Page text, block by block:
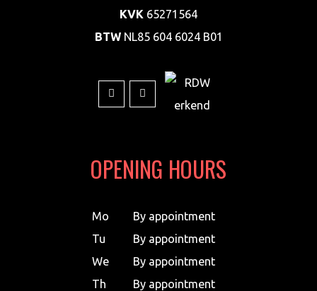
KVK 65271564
BTWNL85 604 6024 B01
OPENING HOURS
Mo
By appointment
Tu
By appointment
We
By appointment
Th
By appointment